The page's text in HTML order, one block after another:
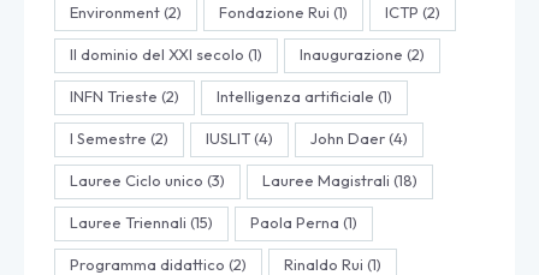
Environment(2) Fondazione Rui (1) ICTP (2)
Il dominio del XXI secolo (1) Inaugurazione (2)
INFN Trieste (2) Intelligenza artificiale (1)
I Semestre (2) IUSLIT(4) John Daer(4)
Lauree Ciclo unico (3) Lauree Magistrali (18)
Lauree Triennali (15) Paola Perna (1)
Programma didattico (2) Rinaldo Rui (1)